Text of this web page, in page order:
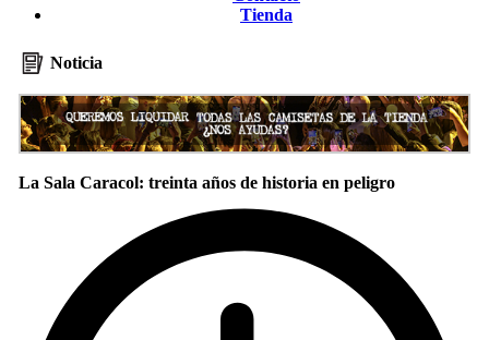
Tienda
Noticia
La Sala Caracol: treinta años de historia en peligro